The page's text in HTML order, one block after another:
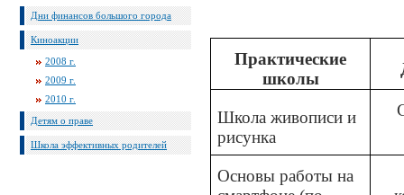
Дни финансов большого города
Киноакции
2008 г.
2009 г.
2010 г.
Детям о праве
Школа эффективных родителей
Практические
школы
Школа живописи и
рисунка
Основы работы на